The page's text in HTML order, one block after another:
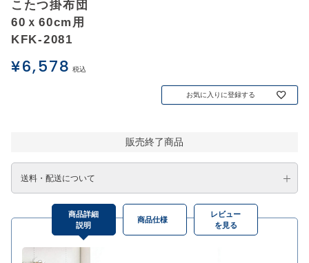
こたつ掛布団
60ｘ60cm用
KFK-2081
¥6,578 税込
お気に入りに登録する
販売終了商品
送料・配送について
商品詳細
説明
商品仕様
レビュー
を見る